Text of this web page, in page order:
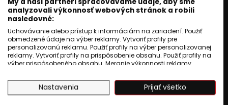
analyzovali výkonnosť webových stránok a robili
nasledovné:
Uchovávanie alebo prístup k informáciám na zariadení. Použiť
obmedzené údaje na výber reklamy. Vytvoriť profily pre
personalizovanú reklamu. Použiť profily na výber personalizovanej
reklamy. Vytvoriť profily na prispôsobenie obsahu. Použiť profily na
výber prispôsobeného obsahu. Meranie výkonnosti reklamy.
štatistík alebo spájania údajov z rôznych zdrojov. Vývoj a
zlepšovanie služieb. Použitie obmedzených údajov na výber
obsahu.
Nastavenia Prijať všetko